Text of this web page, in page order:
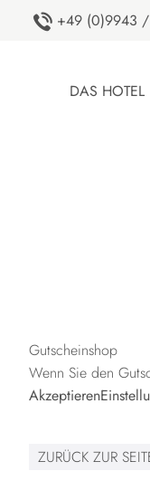
+49 (0)9943
DAS HOTEL
Gutscheinshop
Wenn Sie den
Akzeptieren
ZURÜCK ZUR